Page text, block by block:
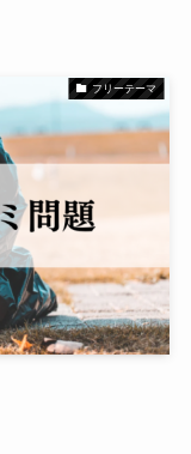
フリーテーマ